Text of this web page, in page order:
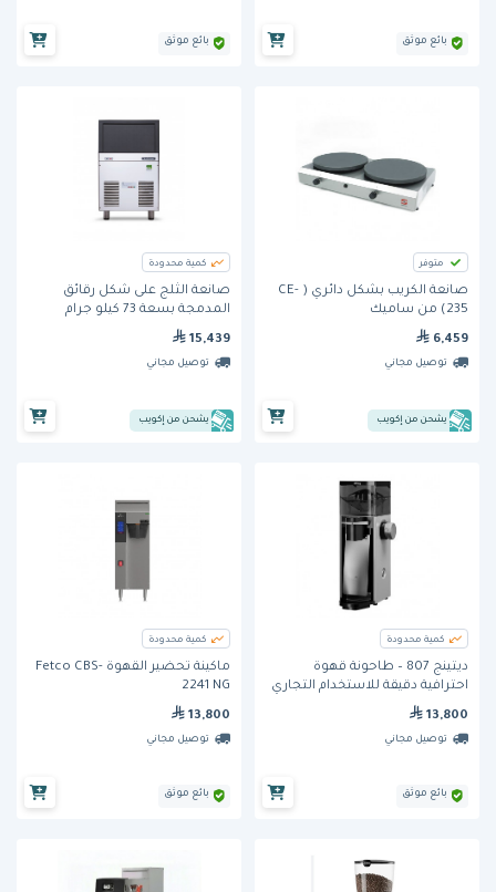
بائع موثق بائع موثق
متوفر
صانعة الكريب بشكل دائري ( CE-
235) من ساميك
6,459
توصيل مجاني
يشحن من إكويب
كمية محدودة
صانعة الثلج على شكل رقائق
المدمجة بسعة 73 كيلو جرام
15,439
توصيل مجاني
يشحن من إكويب
كمية محدودة
ديتينج 807 – طاحونة قهوة
احترافية دقيقة للاستخدام التجاري
13,800
توصيل مجاني
بائع موثق
كمية محدودة
ماكينة تحضير القهوة Fetco CBS-
2241 NG
13,800
توصيل مجاني
بائع موثق